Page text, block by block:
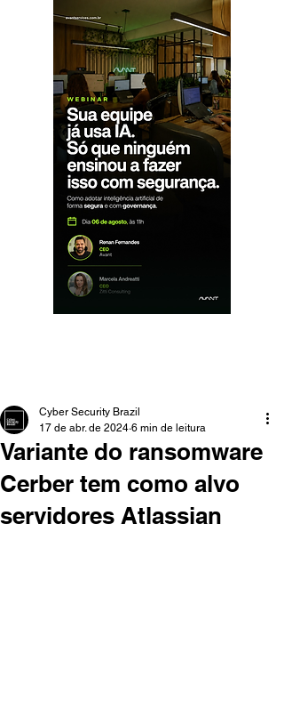
Variante do ransomware
Cerber tem como alvo
servidores Atlassian
Cyber Security Brazil
17 de abr. de 2024 6 min de leitura